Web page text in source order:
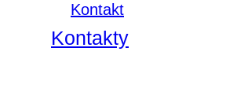
Kontakt
Kontakty